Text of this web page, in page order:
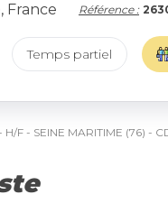
France Référence :
Temps partiel
H/F - SEINE MARITIME (76) -